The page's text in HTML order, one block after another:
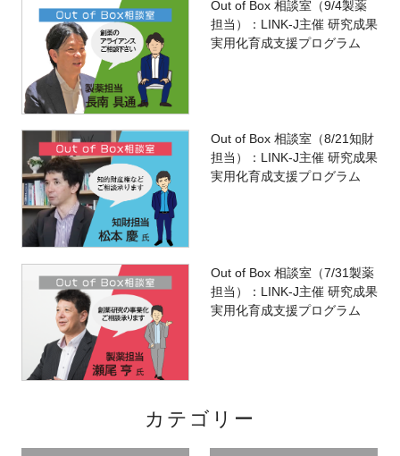
Out of Box 相談室（9/4製薬
担当）：LINK-J主催 研究成果
実用化育成支援プログラム
Out of Box 相談室（8/21知財
担当）：LINK-J主催 研究成果
実用化育成支援プログラム
Out of Box 相談室（7/31製薬
担当）：LINK-J主催 研究成果
実用化育成支援プログラム
カテゴリー